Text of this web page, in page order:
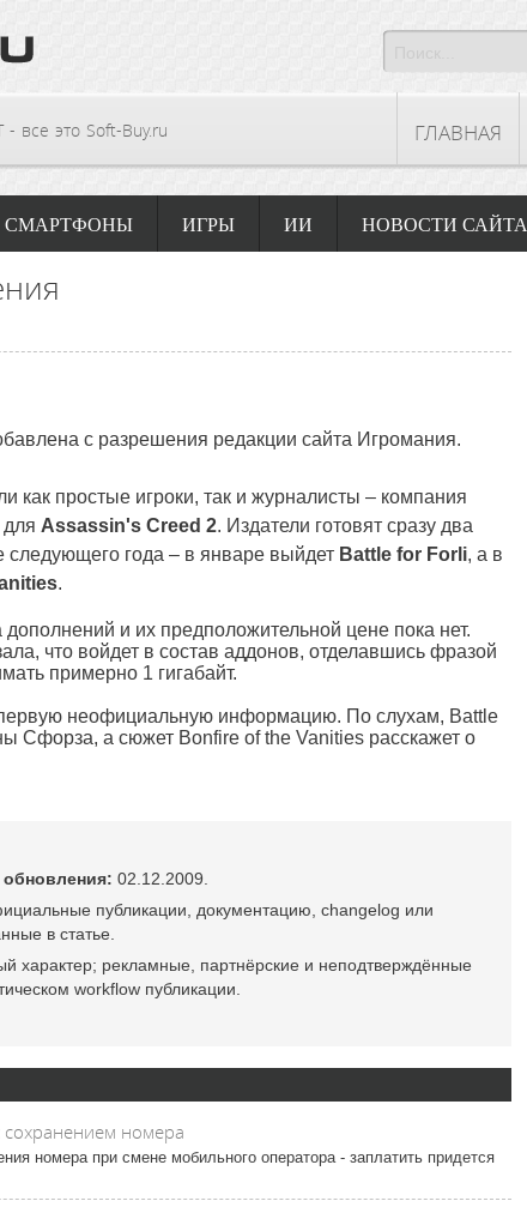
все это Soft-Buy.ru ГЛАВНАЯ
СМАРТФОНЫ ИГРЫ ИИ НОВОСТИ САЙТА
с разрешения редакции сайта Игромания.
как простые игроки, так и журналисты – компания
Assassin's Creed 2. Издатели готовят сразу два
следующего года – в январе выйдет Battle for Forli, а в
.
и их предположительной цене пока нет.
что войдет в состав аддонов, отделавшись фразой
примерно 1 гигабайт.
неофициальную информацию. По слухам, Battle
Сфорза, а сюжет Bonfire of the Vanities расскажет о
обновления: 02.12.2009.
публикации, документацию, changelog или
в статье.
характер; рекламные, партнёрские и неподтверждённые
workflow публикации.
номера
номера при смене мобильного оператора - заплатить придется